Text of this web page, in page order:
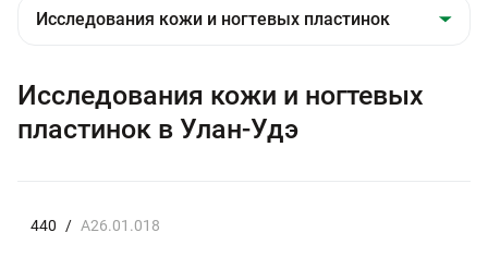
Исследования кожи и ногтевых
пластинок в Улан-Удэ
440 / A26.01.018